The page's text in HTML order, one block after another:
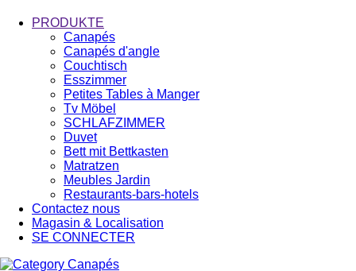
PRODUKTE
Canapés
Canapés d'angle
Couchtisch
Esszimmer
Petites Tables à Manger
Tv Möbel
SCHLAFZIMMER
Duvet
Bett mit Bettkasten
Matratzen
Meubles Jardin
Restaurants-bars-hotels
Contactez nous
Magasin & Localisation
SE CONNECTER
Canapés